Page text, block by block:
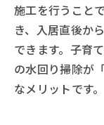
施工を行うこと
き、入居直後か
できます。子育
の水回り掃除が
なメリットです。